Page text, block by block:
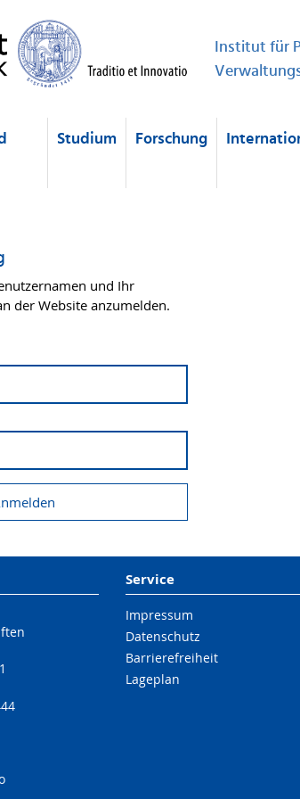
Institut für
Studium Forschung
und Ihr
der Website anzumelden.
Service
Impressum
Datenschutz
Barrierefreiheit
Lageplan